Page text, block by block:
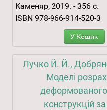
Каменяр, 2019. - 356 с.
ISBN 978-966-914-520-3
У Кошик
Лучко Й. Й.,
Моделі
деформованого
конструкцій